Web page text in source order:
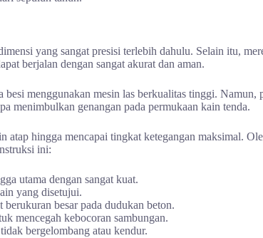
yang sangat presisi terlebih dahulu. Selain itu,
berjalan dengan sangat akurat dan aman.
menggunakan mesin las berkualitas tinggi.
menimbulkan genangan pada permukaan kain tenda.
hingga mencapai tingkat ketegangan maksimal.
ini:
utama dengan sangat kuat.
yang disetujui.
besar pada dudukan beton.
mencegah kebocoran sambungan.
bergelombang atau kendur.